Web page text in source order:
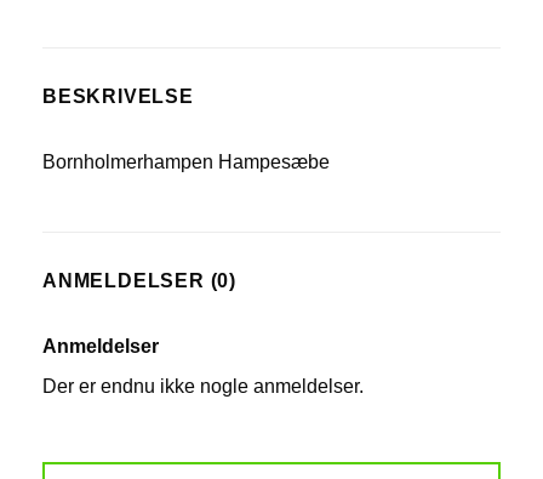
BESKRIVELSE
Bornholmerhampen Hampesæbe
ANMELDELSER (0)
Anmeldelser
Der er endnu ikke nogle anmeldelser.